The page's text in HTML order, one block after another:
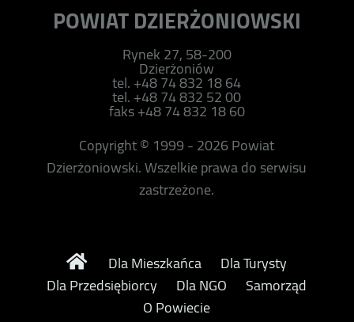
POWIAT DZIERŻONIOWSKI
Rynek 27, 58-200
Dzierżoniów
tel. +48 74 832 18 64
tel. +48 74 832 52 00
faks +48 74 832 18 60
Copyright © 1999 - 2026 Powiat
Dzierżoniowski. Wszelkie prawa do serwisu
zastrzeżone.
Dla Mieszkańca
Dla Turysty
Dla Przedsiębiorcy
Dla NGO
Samorząd
O Powiecie